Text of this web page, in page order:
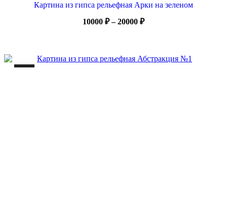
Картина из гипса рельефная Арки на зеленом
10000 ₽ – 20000 ₽Диапазон
20000 ₽